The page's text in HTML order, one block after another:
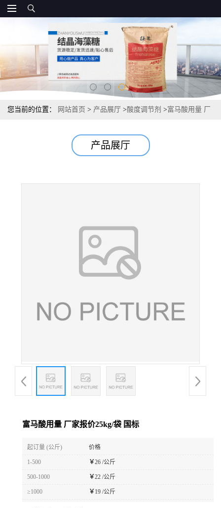
您当前的位置： 网站首页 > 产品展厅 >酸度调节剂 >富马酸用量 厂
产品展厅
富马酸用量 厂家报价25kg/袋 国标
起订量 (公斤) 价格
1-500 ￥26 /公斤
500-1000 ￥22 /公斤
≥1000 ￥ 19 /公斤